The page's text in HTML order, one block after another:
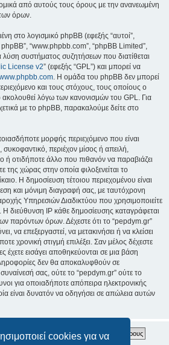
cookies για να
από αυτούς τους όρους με την ανανεωμένη
όρων.
στο λογισμικό phpBB (εφεξής “αυτοί”,
phpBB”, “www.phpbb.com”, “phpBB Limited”,
λύση συστήματος συζητήσεων που διατίθεται
License v2” (εφεξής “GPL”) και μπορεί να
. Η ομάδα του phpBB δεν μπορεί
και τους στόχους, τους οποίους ο
ακολουθεί λόγω των κανονισμών του GPL. Για
με το phpBB, παρακαλούμε δείτε στο
μορφής περιεχόμενο που είναι
περιέχον μίσος ή απειλή,
ή οτιδήποτε άλλο που πιθανόν να παραβιάζει
της χώρας στην οποία φιλοξενείται το
Η δημοσίευση τέτοιου περιεχομένου είναι
και μόνιμη διαγραφή σας, με ταυτόχρονη
Υπηρεσιών Διαδικτύου που χρησιμοποιείτε
διεύθυνση IP κάθε δημοσίευσης καταγράφεται
παρόντων όρων. Δέχεστε ότι το “pepdym.gr”
να επεξεργαστεί, να μετακινήσει ή να κλείσει
χρονική στιγμή επιλέξει. Σαν μέλος δέχεστε
έχετε εισάγει αποθηκεύονται σε μια βάση
δεν θα αποκαλυφθούν σε
σας, ούτε το “pepdym.gr” ούτε το
για οποιαδήποτε απόπειρα ηλεκτρονικής
είναι δυνατόν να οδηγήσει σε απώλεια αυτών